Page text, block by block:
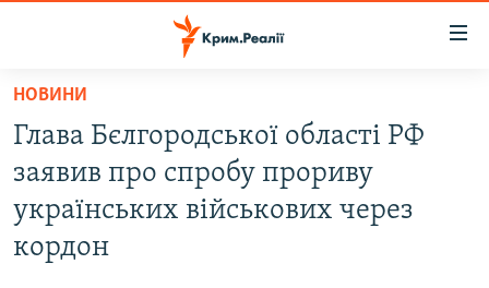
Перейти
основного
матеріалу
Перейти
до
основної
ВІДЕО ТА ФОТО
НОВИНИ
Глава Бєлгородської області РФ
заявив про спробу прориву
українських військових через
кордон